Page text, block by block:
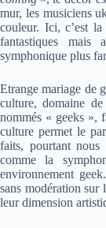
mur, les musiciens
couleur. Ici, c’est
fantastiques mais
symphonique plus
Etrange mariage de
culture, domaine
nommés « geeks »,
culture permet le
faits, pourtant
comme la
environnement
sans modération sur
leur dimension